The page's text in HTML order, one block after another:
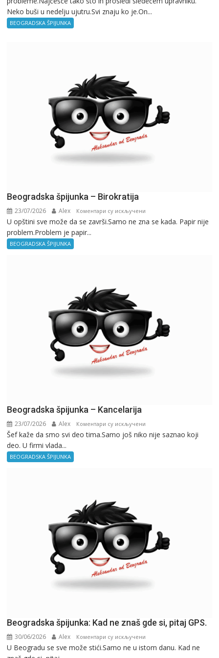
Neko buši u nedelju ujutru.Svi znaju ko je.On...
BEOGRADSKA ŠPIJUNKA
Beogradska špijunka – Birokratija
23/07/2026 Alex Коментари су искључени
Beogradska
U opštini sve može da se završi.Samo ne zna se kada. Papir nije
problem.Problem je papir...
BEOGRADSKA ŠPIJUNKA
Beogradska špijunka – Kancelarija
23/07/2026 Alex Коментари су искључени
Beogradska
Šef kaže da smo svi deo tima.Samo još niko nije saznao koji
deo. U firmi vlada...
BEOGRADSKA ŠPIJUNKA
Beogradska špijunka: Kad ne znaš gde si, pitaj GPS.
30/06/2026 Alex Коментари су искључени
Beogradska
U Beogradu se sve može stići.Samo ne u istom danu. Kad ne